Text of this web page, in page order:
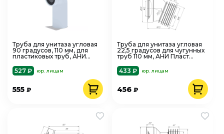
Труба для унитаза угловая
90 градусов, 110 мм, для
пластиковых труб, АНИ
527 ₽
юр. лицам
555 ₽
Труба для унитаза угловая
22,5 градусов для чугунных
труб 110 мм, АНИ Пласт
433 ₽
юр. лицам
456₽